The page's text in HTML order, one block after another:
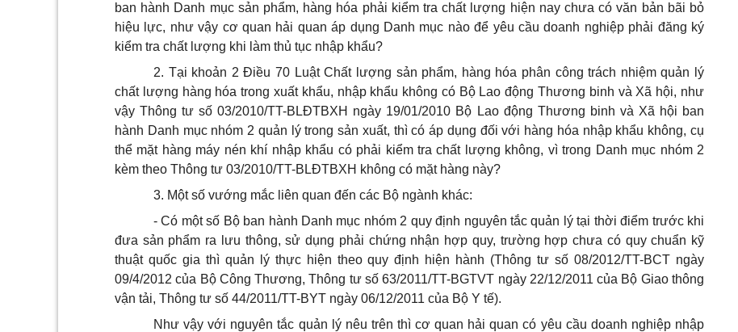
ban hành Danh mục sản phẩm, hàng hóa phải kiểm tra chất lượng hiện nay chưa có văn bản bãi bỏ
hiệu lực, như vậy cơ quan hải quan áp dụng Danh mục nào để yêu cầu doanh nghiệp phải đăng ký
kiểm tra chất lượng khi làm thủ tục nhập khẩu?
2. Tại khoản 2 Điều 70 Luật Chất lượng sản phẩm, hàng hóa phân công trách nhiệm quản lý
chất lượng hàng hóa trong xuất khẩu, nhập khẩu không có Bộ Lao động Thương binh và Xã hội, như
vậy Thông tư số 03/2010/TT-BLĐTBXH ngày 19/01/2010 Bộ Lao động Thương binh và Xã hội ban
hành Danh mục nhóm 2 quản lý trong sản xuất, thì có áp dụng đối với hàng hóa nhập khẩu không, cụ
thể mặt hàng máy nén khí nhập khẩu có phải kiểm tra chất lượng không, vì trong Danh mục nhóm 2
kèm theo Thông tư 03/2010/TT-BLĐTBXH không có mặt hàng này?
3. Một số vướng mắc liên quan đến các Bộ ngành khác:
- Có một số Bộ ban hành Danh mục nhóm 2 quy định nguyên tắc quản lý tại thời điểm trước khi
đưa sản phẩm ra lưu thông, sử dụng phải chứng nhận hợp quy, trường hợp chưa có quy chuẩn kỹ
thuật quốc gia thì quản lý thực hiện theo quy định hiện hành (Thông tư số 08/2012/TT-BCT ngày
09/4/2012 của Bộ Công Thương, Thông tư số 63/2011/TT-BGTVT ngày 22/12/2011 của Bộ Giao thông
vận tải, Thông tư số 44/2011/TT-BYT ngày 06/12/2011 của Bộ Y tế).
Như vậy với nguyên tắc quản lý nêu trên thì cơ quan hải quan có yêu cầu doanh nghiệp nhập